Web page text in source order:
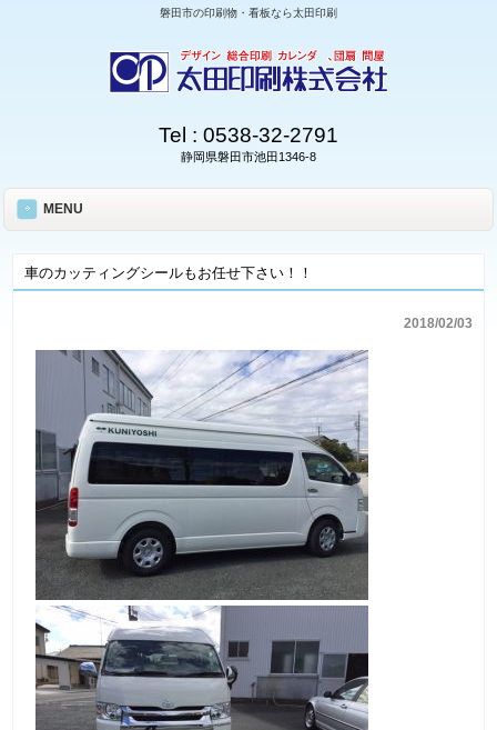
磐田市の印刷物・看板なら太田印刷
Tel : 0538-32-2791
静岡県磐田市池田1346-8
MENU
車のカッティングシールもお任せ下さい！！
2018/02/03